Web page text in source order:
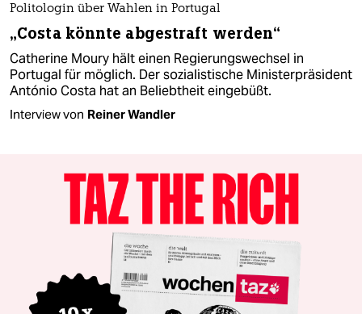
Politologin über Wahlen in Portugal
„Costa könnte abgestraft werden“
Catherine Moury hält einen Regierungswechsel in
Portugal für möglich. Der sozialistische Ministerpräsident
António Costa hat an Beliebtheit eingebüßt.
Interview von Reiner Wandler